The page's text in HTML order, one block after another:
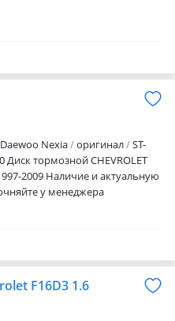
Daewoo Nexia оригинал
ST-
Диск тормозной CHEVROLET
2009 Наличие и актуальную
у менеджера
F16D3 1.6